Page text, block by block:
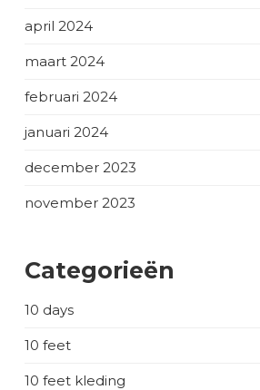
april 2024
maart 2024
februari 2024
januari 2024
december 2023
november 2023
Categorieën
10 days
10 feet
10 feet kleding